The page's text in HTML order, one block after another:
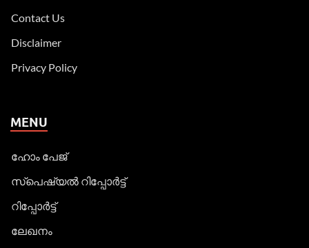
Contact Us
Disclaimer
Privacy Policy
MENU
ഹോം പേജ്
സ്പെഷ്യൽ റിപ്പോര്‍ട്ട്
റിപ്പോര്‍ട്ട്
ലേഖനം